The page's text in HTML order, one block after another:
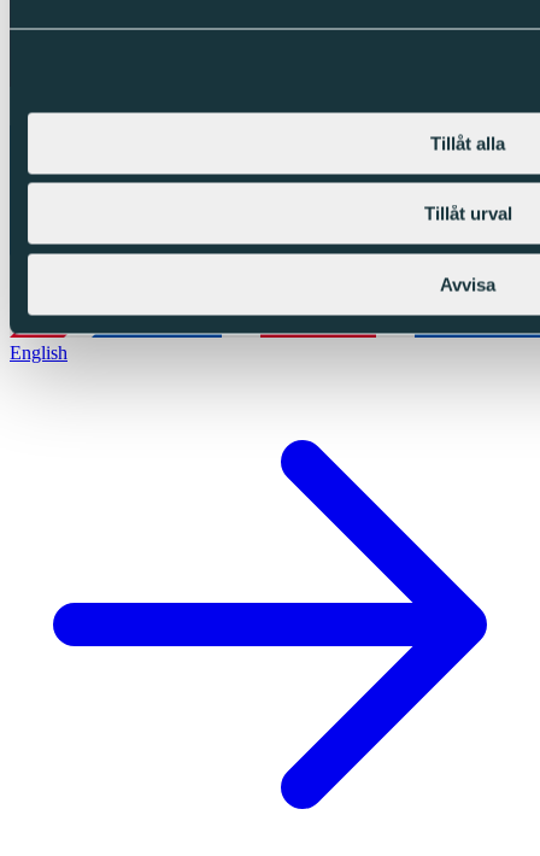
Tillåt alla
Tillåt urval
Avvisa
English